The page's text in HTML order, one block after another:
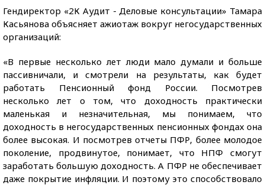
Гендиректор «2К Аудит - Деловые консультации» Тамара
Касьянова объясняет ажиотаж вокруг негосударственных
организаций:
«В первые несколько лет люди мало думали и больше
пассивничали, и смотрели на результаты, как будет
работать Пенсионный фонд России. Посмотрев
несколько лет о том, что доходность практически
маленькая и незначительная, мы понимаем, что
доходность в негосударственных пенсионных фондах она
более высокая. И посмотрев отчеты ПФР, более молодое
поколение, продвинутое, понимает, что НПФ смогут
заработать большую доходность. А ПФР не обеспечивает
даже покрытие инфляции. И поэтому это способствовало